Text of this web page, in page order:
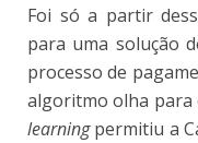
Foi só a partir
para uma solução
processo de
algoritmo olha para
learningpermitiu a